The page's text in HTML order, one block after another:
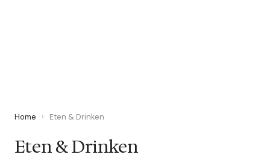
Home › Eten & Drinken
Eten & Drinken